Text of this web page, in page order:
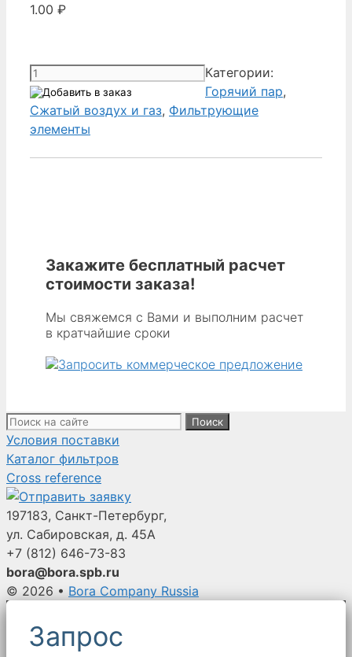
1.00 ₽
Количество
товара
Donaldson
1C031857
Категории:
Горячий пар,
Сжатый воздух и газ, Фильтрующие
элементы
Закажите бесплатный расчет
стоимости заказа!
Мы свяжемся с Вами и выполним расчет
в кратчайшие сроки
Поиск:
Условия поставки
Каталог фильтров
Cross reference
197183, Санкт-Петербург,
ул. Сабировская, д. 45А
+7 (812) 646-73-83
bora@bora.spb.ru
© 2026 • Bora Company Russia
Запрос